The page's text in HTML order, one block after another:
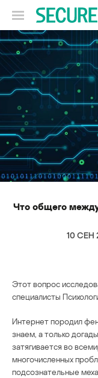
Что общего
10 СЕН
Этот вопрос
специалисты
Интернет породил
знаем, а только
затягивается во
многочисленных
подсознательные